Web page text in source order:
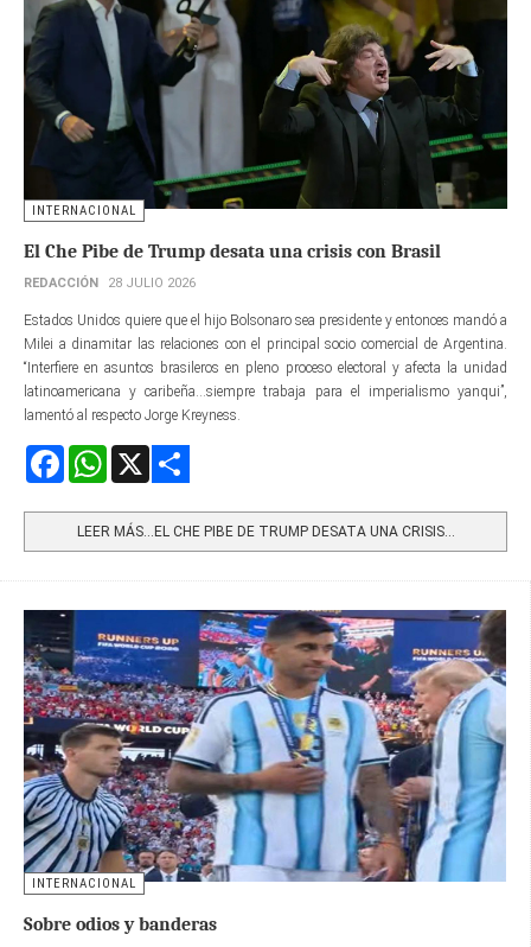
INTERNACIONAL
El Che Pibe de Trump desata una crisis con Brasil
REDACCIÓN 28 JULIO 2026
Estados Unidos quiere que el hijo Bolsonaro sea presidente y entonces mandó a
Milei a dinamitar las relaciones con el principal socio comercial de Argentina.
“Interfiere en asuntos brasileros en pleno proceso electoral y afecta la unidad
latinoamericana y caribeña...siempre trabaja para el imperialismo yanqui”,
lamentó al respecto Jorge Kreyness.
FacebookWhatsApp
LEER MÁS…EL CHE PIBE DE TRUMP DESATA UNA CRISIS...
INTERNACIONAL
Sobre odios y banderas